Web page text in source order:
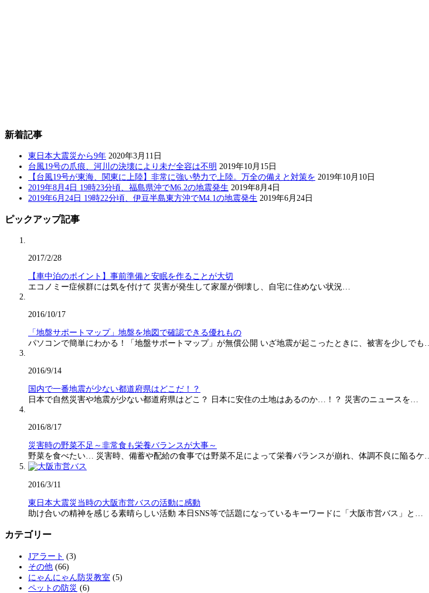
新着記事
東日本大震災から9年 2020年3月11日
台風19号の爪痕、河川の決壊により未だ全容は不明 2019年10月15日
【台風19号が東海、関東に上陸】非常に強い勢力で上陸。万全の備えと対策を 2019年10月10日
2019年8月4日 19時23分頃、福島県沖でM6.2の地震発生 2019年8月4日
2019年6月24日 19時22分頃、伊豆半島東方沖でM4.1の地震発生 2019年6月24日
ピックアップ記事
2017/2/28
【車中泊のポイント】事前準備と安眠を作ることが大切
エコノミー症候群には気を付けて 災害が発生して家屋が倒壊し、自宅に住めない状況…
2016/10/17
「地盤サポートマップ」地盤を地図で確認できる優れもの
パソコンで簡単にわかる！「地盤サポートマップ」が無償公開 いざ地震が起こったときに、被害を少しでも…
2016/9/14
国内で一番地震が少ない都道府県はどこだ！？
日本で自然災害や地震が少ない都道府県はどこ？ 日本に安住の土地はあるのか…！？ 災害のニュースを…
2016/8/17
災害時の野菜不足～非常食も栄養バランスが大事～
野菜を食べたい… 災害時、備蓄や配給の食事では野菜不足によって栄養バランスが崩れ、体調不良に陥るケ…
2016/3/11
東日本大震災当時の大阪市営バスの活動に感動
助け合いの精神を感じる素晴らしい活動 本日SNS等で話題になっているキーワードに「大阪市営バス」と…
カテゴリー
Jアラート (3)
その他 (66)
にゃんにゃん防災教室 (5)
ペットの防災 (6)